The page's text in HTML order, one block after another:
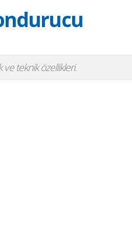
teknik özellikleri.